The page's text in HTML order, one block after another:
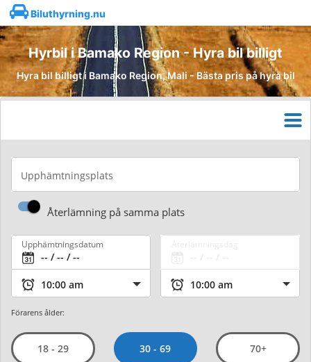
Biluthyrning.nu
Hyrbil i Bamako Region - Hyra bil billigt
Hyra bil billigt i Bamako Region, Mali - Bästa pris på hyra bil
Upphämtningsplats
Återlämning på samma plats
Upphämtningsdatum
Förarens ålder:
18 - 29 30 - 69 70+